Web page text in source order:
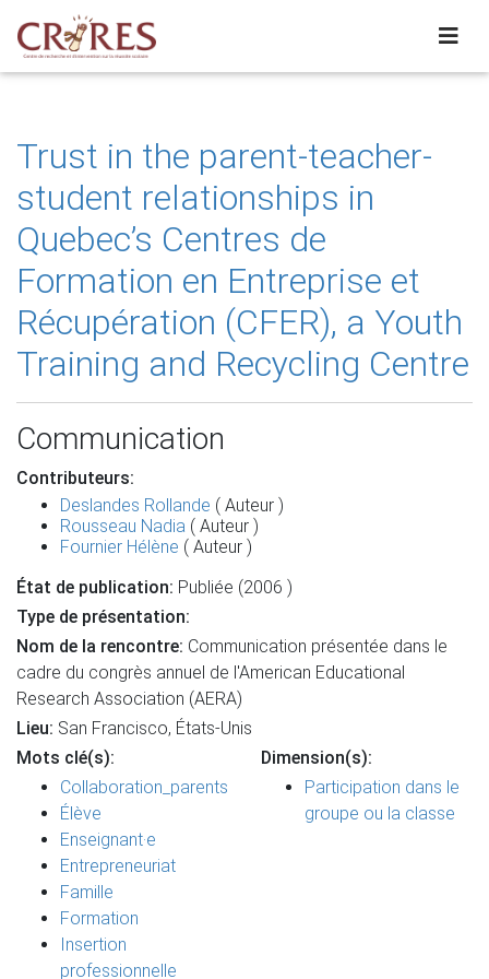
Trust in the parent-teacher-
student relationships in
Quebec’s Centres de
Formation en Entreprise et
Récupération (CFER), a Youth
Training and Recycling Centre
Communication
Contributeurs:
Deslandes Rollande ( Auteur )
Rousseau Nadia ( Auteur )
Fournier Hélène ( Auteur )
État de publication: Publiée (2006 )
Type de présentation:
Nom de la rencontre: Communication présentée dans le
cadre du congrès annuel de l'American Educational
Research Association (AERA)
Lieu: San Francisco, États-Unis
Mots clé(s):
Collaboration_parents
Élève
Enseignant·e
Entrepreneuriat
Famille
Formation
Insertion
professionnelle
Dimension(s):
Participation dans le
groupe ou la classe